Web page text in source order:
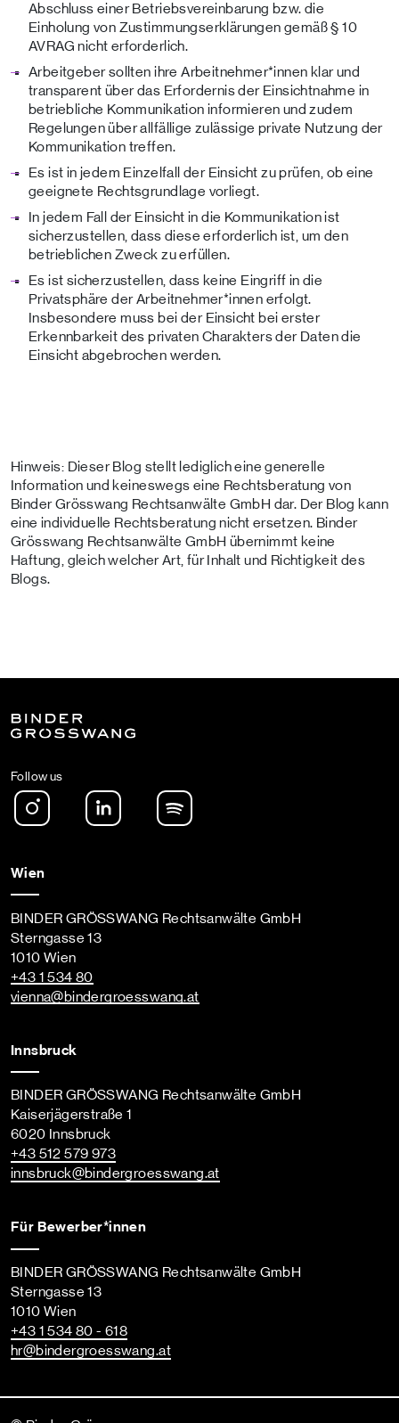
Abschluss einer Betriebsvereinbarung bzw. die
Einholung von Zustimmungserklärungen gemäß § 10
AVRAG nicht erforderlich.
Arbeitgeber sollten ihre Arbeitnehmer*innen klar und
transparent über das Erfordernis der Einsichtnahme in
betriebliche Kommunikation informieren und zudem
Regelungen über allfällige zulässige private Nutzung der
Kommunikation treffen.
Es ist in jedem Einzelfall der Einsicht zu prüfen, ob eine
geeignete Rechtsgrundlage vorliegt.
In jedem Fall der Einsicht in die Kommunikation ist
sicherzustellen, dass diese erforderlich ist, um den
betrieblichen Zweck zu erfüllen.
Es ist sicherzustellen, dass keine Eingriff in die
Privatsphäre der Arbeitnehmer*innen erfolgt.
Insbesondere muss bei der Einsicht bei erster
Erkennbarkeit des privaten Charakters der Daten die
Einsicht abgebrochen werden.
Hinweis: Dieser Blog stellt lediglich eine generelle
Information und keineswegs eine Rechtsberatung von
Binder Grösswang Rechtsanwälte GmbH dar. Der Blog kann
eine individuelle Rechtsberatung nicht ersetzen. Binder
Grösswang Rechtsanwälte GmbH übernimmt keine
Haftung, gleich welcher Art, für Inhalt und Richtigkeit des
Blogs.
Follow us
Instagram LinkedIn
Wien
BINDER GRÖSSWANG Rechtsanwälte GmbH
Sterngasse 13
1010 Wien
+43 1 534 80
vienna@bindergroesswang.at
Innsbruck
BINDER GRÖSSWANG Rechtsanwälte GmbH
Kaiserjägerstraße 1
6020 Innsbruck
+43 512 579 973
innsbruck@bindergroesswang.at
Für Bewerber*innen
BINDER GRÖSSWANG Rechtsanwälte GmbH
Sterngasse 13
1010 Wien
+43 1 534 80 - 618
hr@bindergroesswang.at